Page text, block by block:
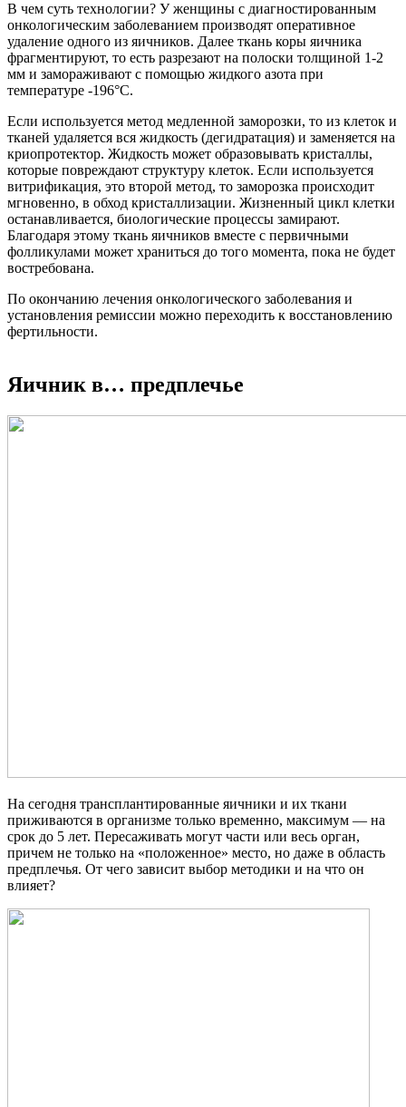
В чем суть технологии? У женщины с диагностированным
онкологическим заболеванием производят оперативное
удаление одного из яичников. Далее ткань коры яичника
фрагментируют, то есть разрезают на полоски толщиной 1-2
мм и замораживают с помощью жидкого азота при
температуре -196°C.
Если используется метод медленной заморозки, то из клеток и
тканей удаляется вся жидкость (дегидратация) и заменяется на
криопротектор. Жидкость может образовывать кристаллы,
которые повреждают структуру клеток. Если используется
витрификация, это второй метод, то заморозка происходит
мгновенно, в обход кристаллизации. Жизненный цикл клетки
останавливается, биологические процессы замирают.
Благодаря этому ткань яичников вместе с первичными
фолликулами может храниться до того момента, пока не будет
востребована.
По окончанию лечения онкологического заболевания и
установления ремиссии можно переходить к восстановлению
фертильности.
Яичник в… предплечье
На сегодня трансплантированные яичники и их ткани
приживаются в организме только временно, максимум — на
срок до 5 лет. Пересаживать могут части или весь орган,
причем не только на «положенное» место, но даже в область
предплечья. От чего зависит выбор методики и на что он
влияет?